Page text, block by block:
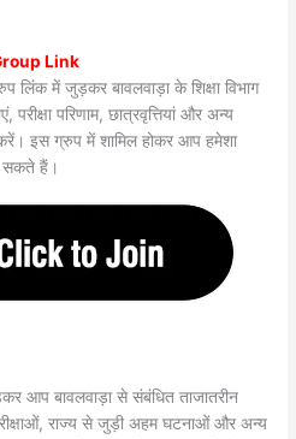
Group Link
लिंक में जुड़कर बावलवाड़ा के शिक्षा विभाग
परिणाम, छात्रवृत्तियां और अन्य
इस ग्रुप में शामिल होकर आप हमेशा
सकते हैं।
आप बावलवाड़ा से संबंधित ताजातरीन
राज्य से जुड़ी अहम घटनाओं और अन्य